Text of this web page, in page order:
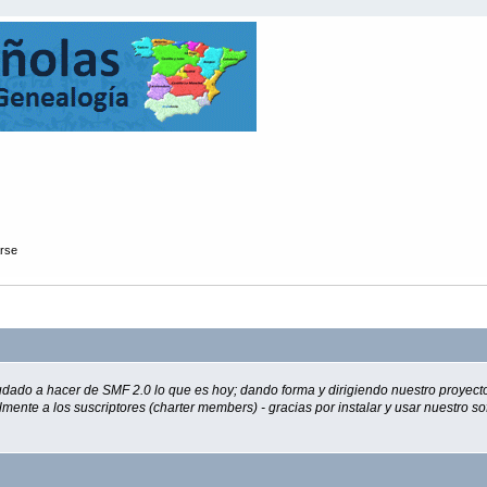
a hacer de SMF 2.0 lo que es hoy; dando forma y dirigiendo nuestro
a los suscriptores (charter members) - gracias por instalar y usar nuestro